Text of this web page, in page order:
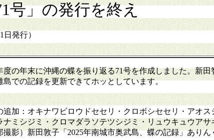
」の発行を終え
発行）
の年末に沖縄の蝶を振り返る71号を作成しました。新田
での記録を更新できてホッとしています。
加：オキナワビロウドセセリ・クロボシセセリ・アオス
ミシジミ・クロマダラソテツシジミ・リュウキュウアサ
影）新田敦子「2025年南城市奥武島、蝶の記録」ありん